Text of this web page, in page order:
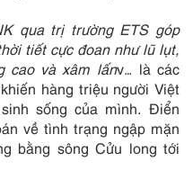
qua trị trường ETS góp
tiết cực đoan như lũ lụt,
cao và xâm lấnv… là các
hàng triệu người Việt
sống của mình. Điển
về tình trạng ngập mặn
bằng sông Cửu long tới